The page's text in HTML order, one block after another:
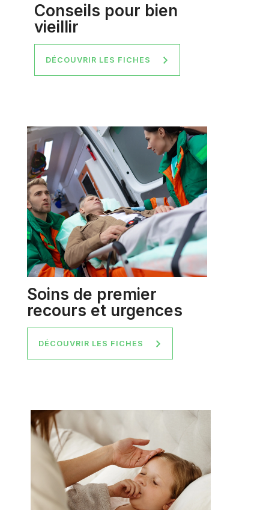
Conseils pour bien
vieillir
DÉCOUVRIR LES FICHES
Soins de premier
recours et urgences
DÉCOUVRIR LES FICHES